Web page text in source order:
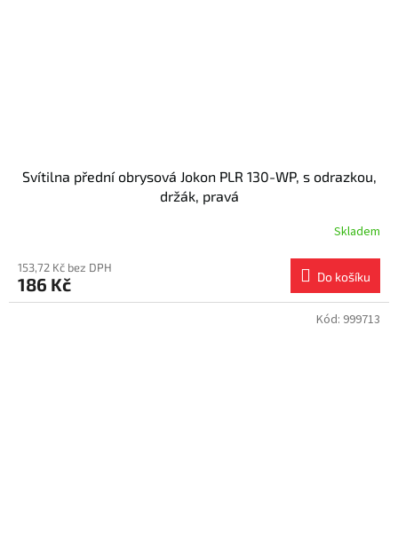
Svítilna přední obrysová Jokon PLR 130-WP, s odrazkou,
držák, pravá
Skladem
153,72 Kč bez DPH
186 Kč Do košíku
Kód: 999713